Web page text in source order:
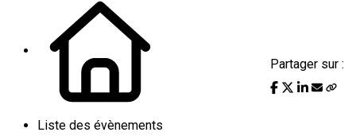
Liste des évènements
Partager sur :